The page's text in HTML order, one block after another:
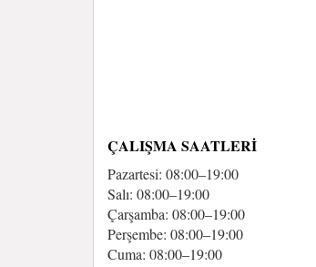
ÇALIŞMA SAATLERI
Pazartesi: 08:00–19:00
Salı: 08:00–19:00
Çarşamba: 08:00–19:00
Perşembe: 08:00–19:00
Cuma: 08:00–19:00